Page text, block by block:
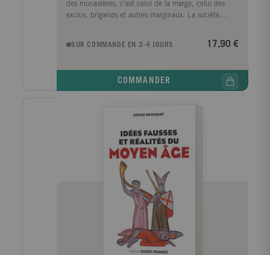
des monastères, c'est celui de la marge, celui des
exclus, brigands et autres marginaux. La société
compte de l'Histoire, méconnus et diffamés qui
pouvoir et de la répression. Trois grands critères
posent les fondements de l'exclusion : les difformités
corporelles, l'errance et la mauvaise réputation. Le
premier naît de la peur à l'égard des corps déformés
par la maladie ou la folie, ainsi que la suspicion
envers des sexualités non conformes. Le deuxième est
celui de la méfiance envers l'étranger. Le troisième, la
réputation, offre un spectre plus large autour des
notions d'infamie, d'impureté et de comportements
moralement condamnables. Tous aboutissent à la
mise en place d'un processus répressif en trois
phases : stigmatisation, ségrégation et enfin
SUR COMMANDE EN 2-4 JOURS 17,90 €
COMMANDER